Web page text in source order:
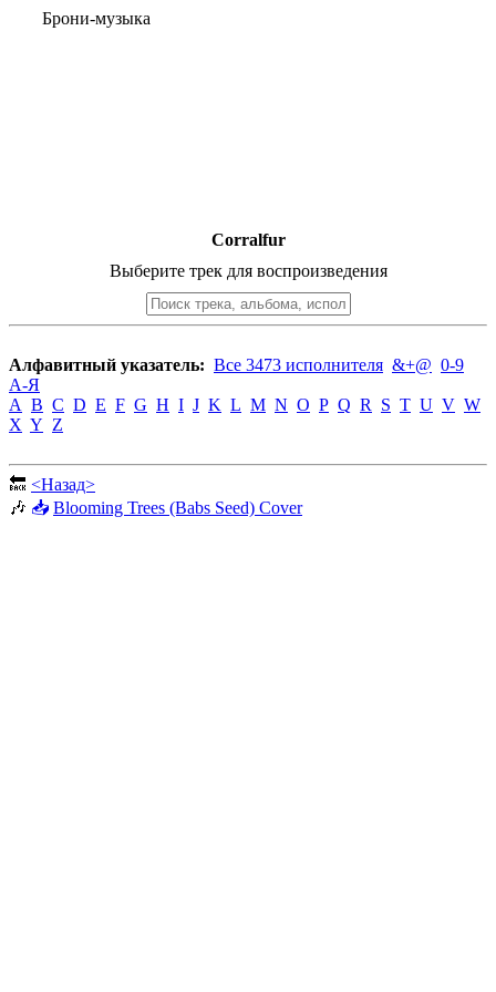
Брони-музыка
Corralfur
Выберите трек для воспроизведения
Алфавитный указатель: Все 3473 исполнителя &+@ 0-9
А-Я
A B C D E F G H I J K L M N O P Q R S T U V W
X Y Z
🔙 <Назад>
🎶 📥 Blooming Trees (Babs Seed) Cover